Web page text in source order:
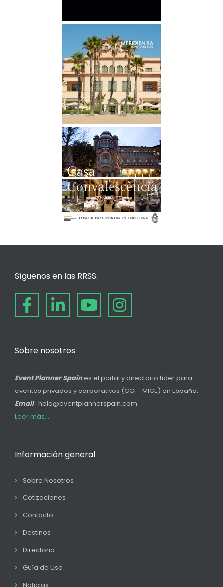
Síguenos en las RRSS.
Sobre nosotros
Event Planner Spain es el portal y directorio líder para
eventos privados y corporativos (CCI - MICE) en España,
Email: hola@eventplannerspain.com
Leer más...
Información general
Sobre Nosotros
Cotizaciones
Contacto
Destinos
Directorio
Guía de Uso
Noticias